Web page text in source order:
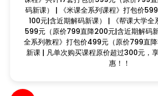
❅ ❅
码新课） | 《米课全系列课程》打包价
100元|含近期解码新课） | 《帮课大学全
599元（原价799直降200元|含近期解码
全系列教程》打包价499元（原价799直
新课 | 凡单次购买课程原价超过300元，
惠！！